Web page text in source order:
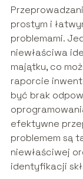
prostym i
problemami.
niewłaściwa
majątku, co
raporcie
być brak
efektywne
problemem są
niewłaściwej
identyfikacji